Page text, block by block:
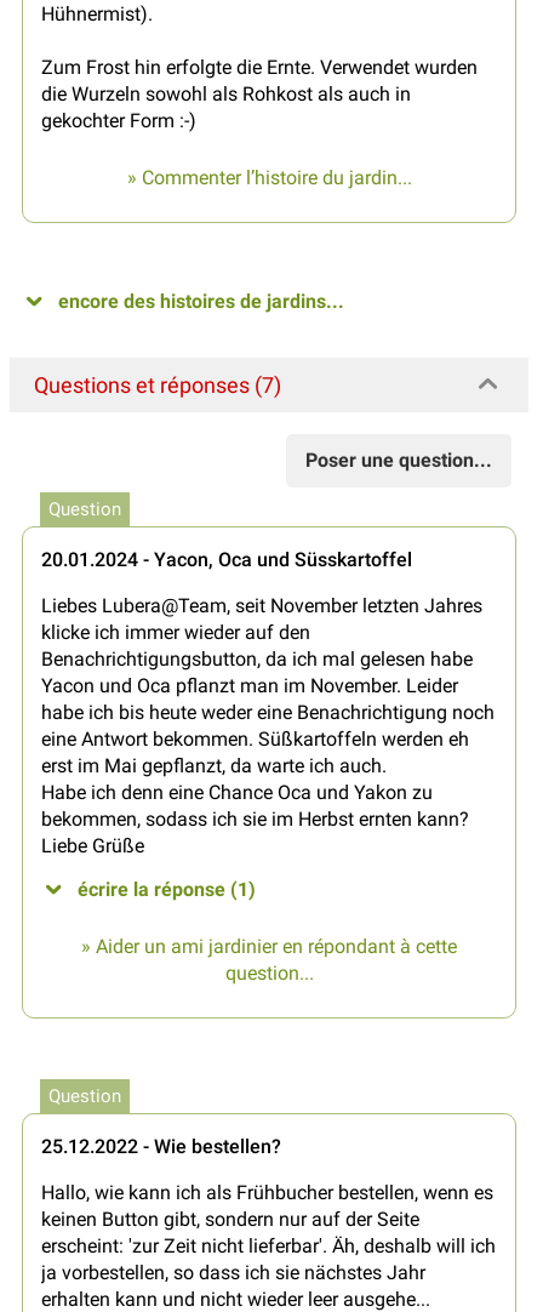
Hühnermist).
Zum Frost hin erfolgte die Ernte. Verwendet wurden
die Wurzeln sowohl als Rohkost als auch in
gekochter Form :-)
» Commenter l’histoire du jardin...
encore des histoires de jardins...
Questions et réponses (7)
Poser une question...
Question
20.01.2024 - Yacon, Oca und Süsskartoffel
Liebes Lubera@Team, seit November letzten Jahres
klicke ich immer wieder auf den
Benachrichtigungsbutton, da ich mal gelesen habe
Yacon und Oca pflanzt man im November. Leider
habe ich bis heute weder eine Benachrichtigung noch
eine Antwort bekommen. Süßkartoffeln werden eh
erst im Mai gepflanzt, da warte ich auch.
Habe ich denn eine Chance Oca und Yakon zu
bekommen, sodass ich sie im Herbst ernten kann?
Liebe Grüße
écrire la réponse (1)
» Aider un ami jardinier en répondant à cette
question...
Question
25.12.2022 - Wie bestellen?
Hallo, wie kann ich als Frühbucher bestellen, wenn es
keinen Button gibt, sondern nur auf der Seite
erscheint: 'zur Zeit nicht lieferbar'. Äh, deshalb will ich
ja vorbestellen, so dass ich sie nächstes Jahr
erhalten kann und nicht wieder leer ausgehe...